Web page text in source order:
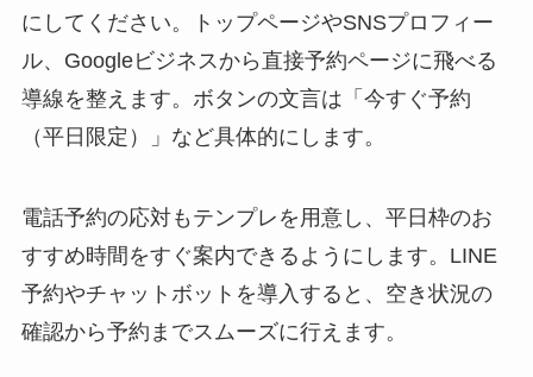
にしてください。トップページやSNSプロフィー
ル、Googleビジネスから直接予約ページに飛べる
導線を整えます。ボタンの文言は「今すぐ予約
（平日限定）」など具体的にします。
電話予約の応対もテンプレを用意し、平日枠のお
すすめ時間をすぐ案内できるようにします。LINE
予約やチャットボットを導入すると、空き状況の
確認から予約までスムーズに行えます。